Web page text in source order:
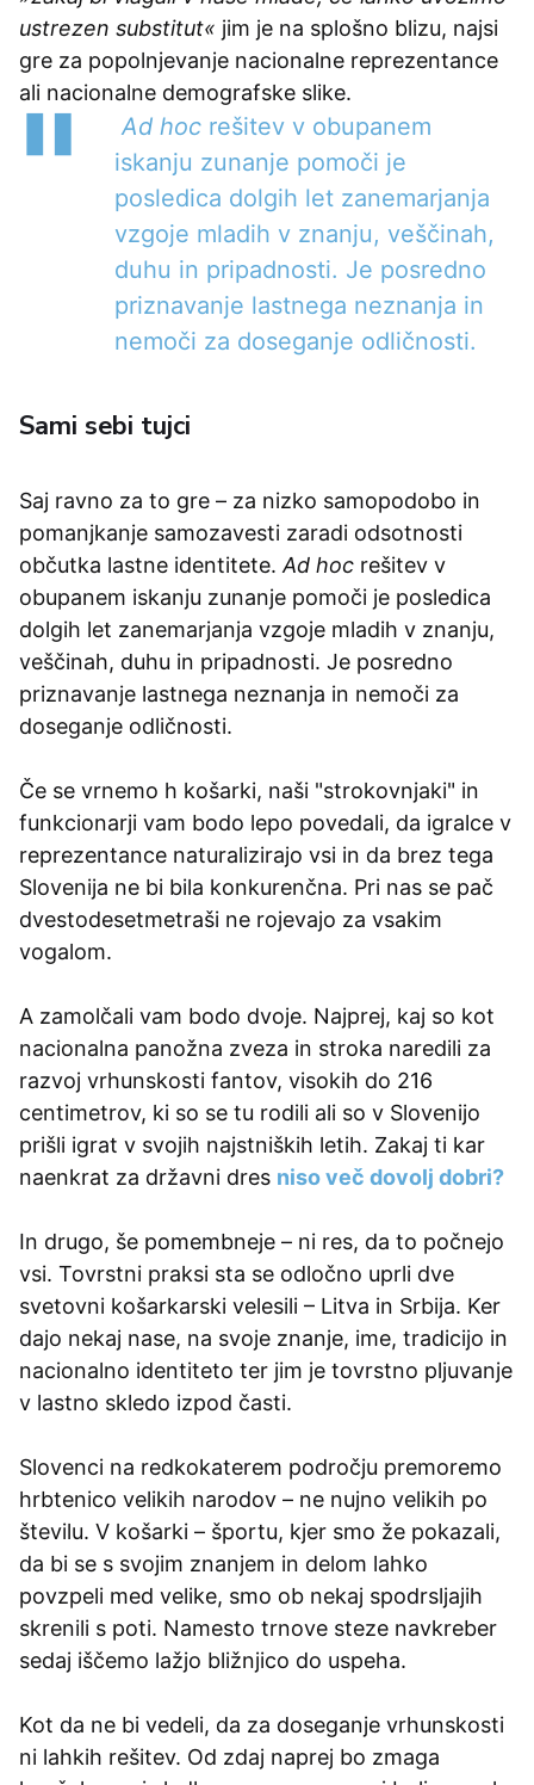
ustrezen substitut« jim je na splošno blizu, najsi
gre za popolnjevanje nacionalne reprezentance
ali nacionalne demografske slike.
Ad hoc rešitev v obupanem
iskanju zunanje pomoči je
posledica dolgih let zanemarjanja
vzgoje mladih v znanju, veščinah,
duhu in pripadnosti. Je posredno
priznavanje lastnega neznanja in
nemoči za doseganje odličnosti.
Sami sebi tujci
Saj ravno za to gre – za nizko samopodobo in
pomanjkanje samozavesti zaradi odsotnosti
občutka lastne identitete.Ad hoc rešitev v
obupanem iskanju zunanje pomoči je posledica
dolgih let zanemarjanja vzgoje mladih v znanju,
veščinah, duhu in pripadnosti. Je posredno
priznavanje lastnega neznanja in nemoči za
doseganje odličnosti.
Če se vrnemo h košarki, naši "strokovnjaki" in
funkcionarji vam bodo lepo povedali, da igralce v
reprezentance naturalizirajo vsi in da brez tega
Slovenija ne bi bila konkurenčna. Pri nas se pač
dvestodesetmetraši ne rojevajo za vsakim
vogalom.
A zamolčali vam bodo dvoje. Najprej, kaj so kot
nacionalna panožna zveza in stroka naredili za
razvoj vrhunskosti fantov, visokih do 216
centimetrov, ki so se tu rodili ali so v Slovenijo
prišli igrat v svojih najstniških letih. Zakaj ti kar
naenkrat za državni dres niso več dovolj dobri?
In drugo, še pomembneje – ni res, da to počnejo
vsi. Tovrstni praksi sta se odločno uprli dve
svetovni košarkarski velesili – Litva in Srbija. Ker
dajo nekaj nase, na svoje znanje, ime, tradicijo in
nacionalno identiteto ter jim je tovrstno pljuvanje
v lastno skledo izpod časti.
Slovenci na redkokaterem področju premoremo
hrbtenico velikih narodov – ne nujno velikih po
številu. V košarki – športu, kjer smo že pokazali,
da bi se s svojim znanjem in delom lahko
povzpeli med velike, smo ob nekaj spodrsljajih
skrenili s poti. Namesto trnove steze navkreber
sedaj iščemo lažjo bližnjico do uspeha.
Kot da ne bi vedeli, da za doseganje vrhunskosti
ni lahkih rešitev. Od zdaj naprej bo zmaga